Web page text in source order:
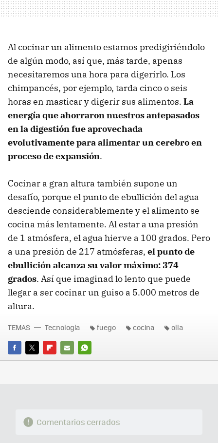
Al cocinar un alimento estamos predigiriéndolo
de algún modo, así que, más tarde, apenas
necesitaremos una hora para digerirlo. Los
chimpancés, por ejemplo, tarda cinco o seis
horas en masticar y digerir sus alimentos. La
energía que ahorraron nuestros antepasados
en la digestión fue aprovechada
evolutivamente para alimentar un cerebro en
proceso de expansión.
Cocinar a gran altura también supone un
desafío, porque el punto de ebullición del agua
desciende considerablemente y el alimento se
cocina más lentamente. Al estar a una presión
de 1 atmósfera, el agua hierve a 100 grados. Pero
a una presión de 217 atmósferas, el punto de
ebullición alcanza su valor máximo: 374
grados. Así que imaginad lo lento que puede
llegar a ser cocinar un guiso a 5.000 metros de
altura.
FACEBOOK
TWITTERFLIPBOARD
E-
WHATSAPP
TEMAS Tecnología fuego cocina olla
Comentarios cerrados